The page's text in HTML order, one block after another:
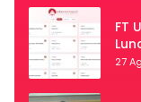
FT
27